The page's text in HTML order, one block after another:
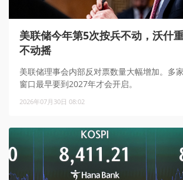
美联储今年第5次按兵不动，沃什
不动摇
美联储理事会内部反对票数量大幅增加。多
窗口最早要到2027年才会开启。
2026年07月30日 08:02